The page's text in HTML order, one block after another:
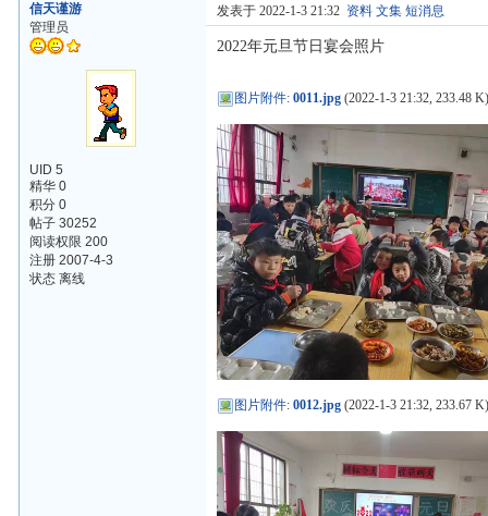
信天谨游
管理员
UID 5
精华 0
积分 0
帖子 30252
阅读权限 200
注册 2007-4-3
状态 离线
发表于 2022-1-3 21:32 资料 文集 短消息
2022年元旦节日宴会照片
图片附件:0011.jpg (2022-1-3 21:32, 233.48
图片附件:0012.jpg (2022-1-3 21:32, 233.67